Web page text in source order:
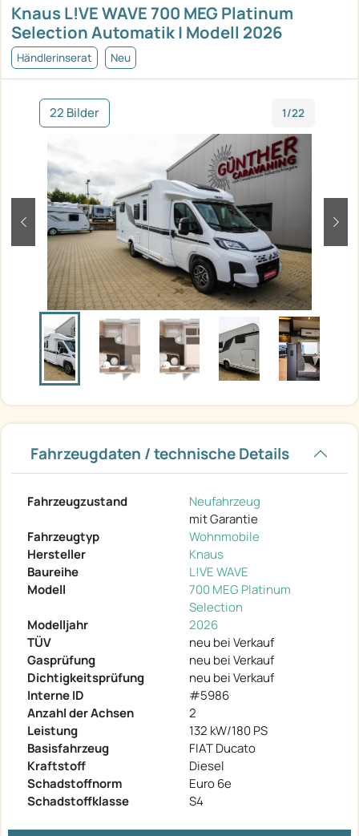
Knaus L!VE WAVE 700 MEG Platinum
Selection Automatik | Modell 2026
Händlerinserat Neu
22 Bilder 1/22
zurück
Fahrzeugdaten / technische Details
Fahrzeugzustand
Neufahrzeug
mit Garantie
Fahrzeugtyp
Wohnmobile
Hersteller
Knaus
Baureihe
L!VE WAVE
Modell
700 MEG Platinum
Selection
Modelljahr
2026
TÜV
neu bei Verkauf
Gasprüfung
neu bei Verkauf
Dichtigkeitsprüfung
neu bei Verkauf
Interne ID
#5986
Anzahl der Achsen
2
Leistung
132 kW/180 PS
Basisfahrzeug
FIAT Ducato
Kraftstoff
Diesel
Schadstoffnorm
Euro 6e
Schadstoffklasse
S4